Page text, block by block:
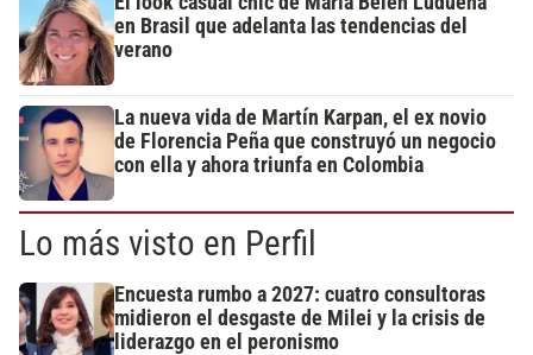
en Brasil que adelanta las tendencias del
verano
La nueva vida de Martín Karpan, el ex novio
de Florencia Peña que construyó un negocio
con ella y ahora triunfa en Colombia
Lo más visto en Perfil
Encuesta rumbo a 2027: cuatro consultoras
midieron el desgaste de Milei y la crisis de
liderazgo en el peronismo